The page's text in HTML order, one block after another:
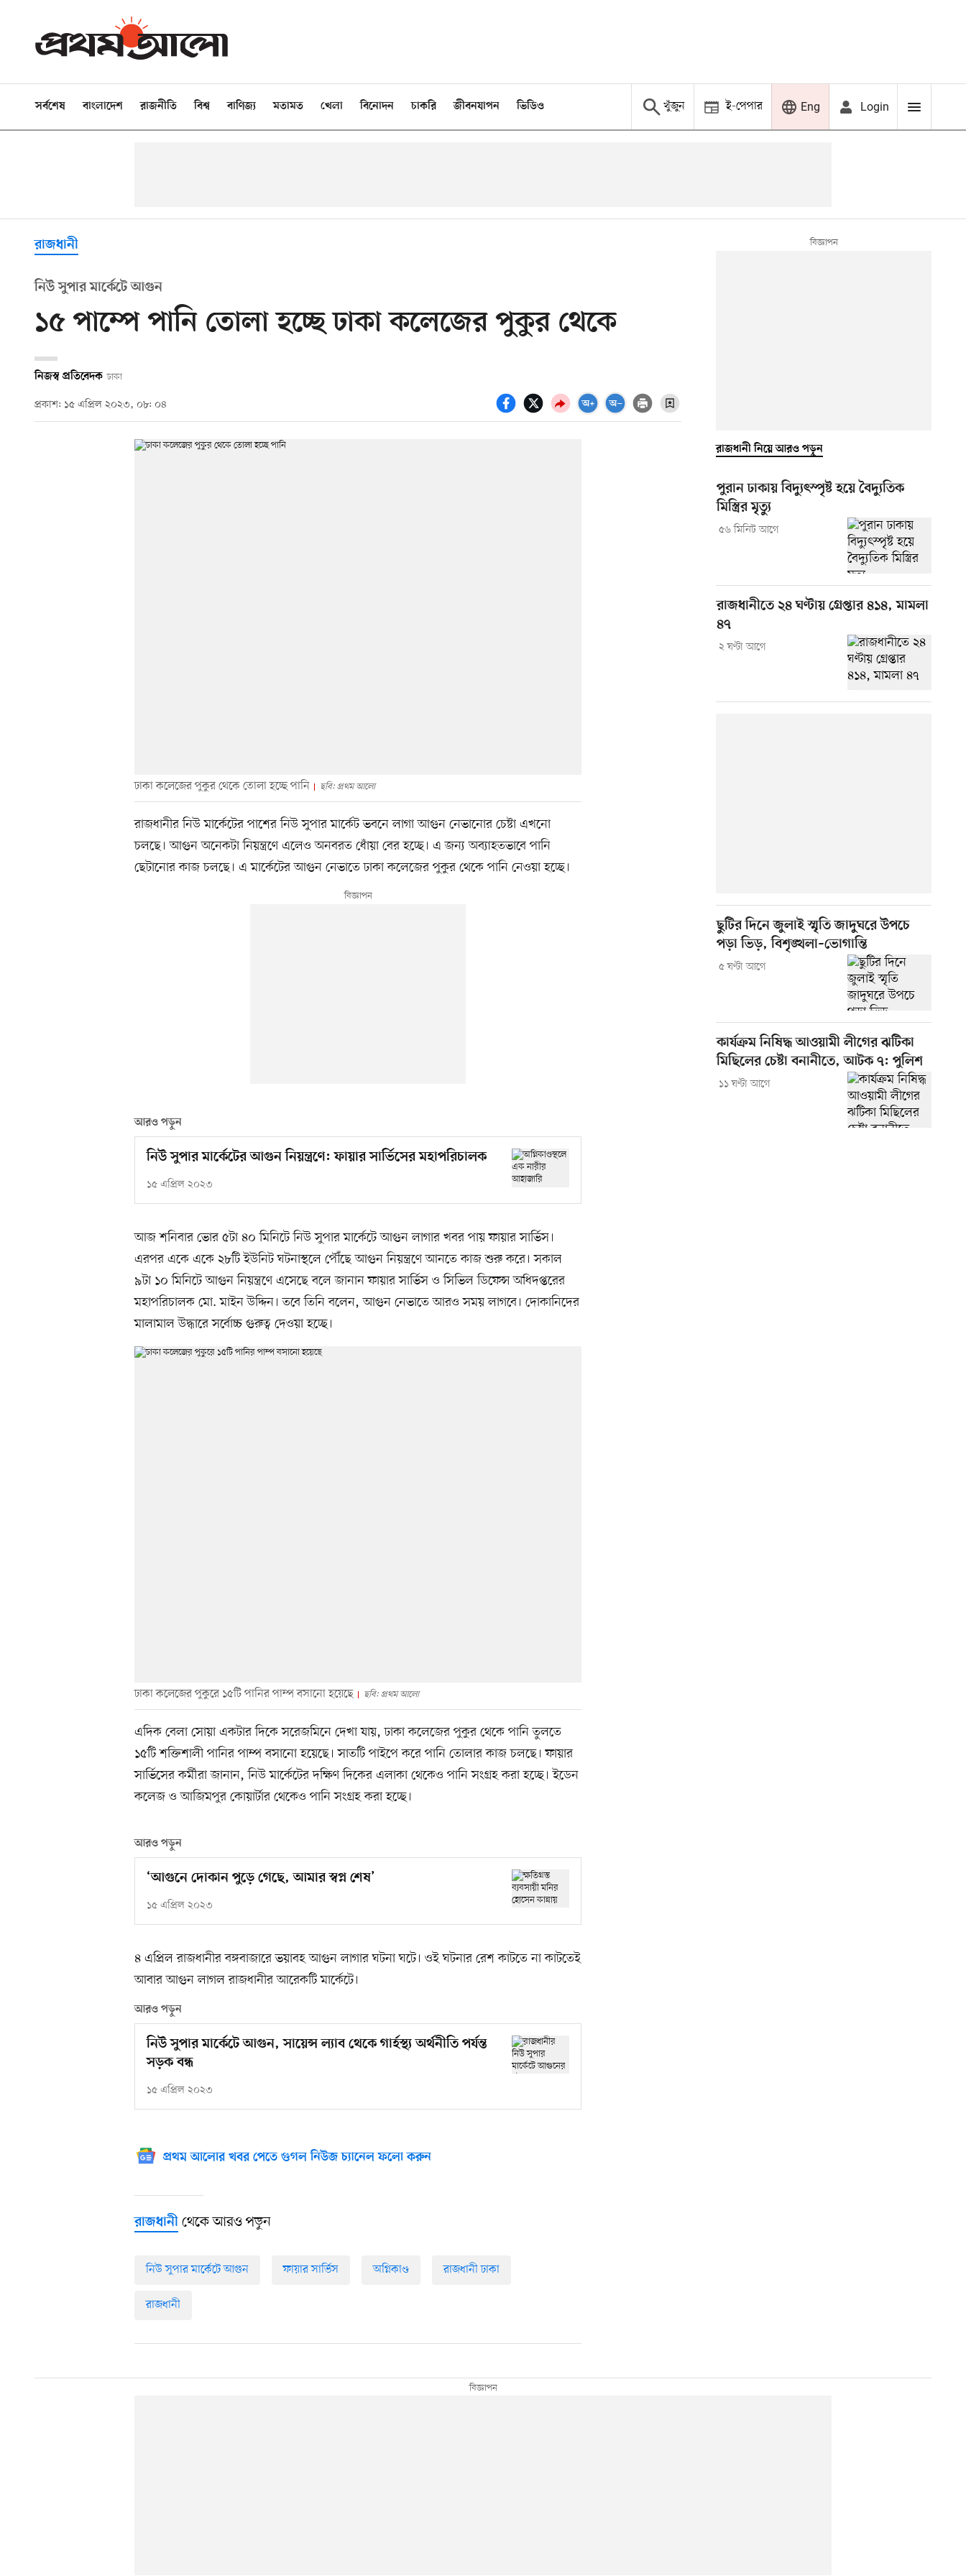
সর্বশেষ বাংলাদেশ রাজনীতি বিশ্ব বাণিজ্য মতামত খেলা বিনোদন চাকরি জীবনযাপন ভিডিও খুঁজুন ই-পেপার Eng Login
রাজধানী
নিউ সুপার মার্কেটে আগুন
১৫ পাম্পে পানি তোলা হচ্ছে ঢাকা কলেজের পুকুর থেকে
নিজস্ব প্রতিবেদক ঢাকা
প্রকাশ: ১৫ এপ্রিল ২০২৩, ০৮: ০৪
ঢাকা কলেজের পুকুর থেকে তোলা হচ্ছে পানি ছবি: প্রথম আলো
রাজধানীর নিউ মার্কেটের পাশের নিউ সুপার মার্কেট ভবনে লাগা আগুন নেভানোর চেষ্টা এখনো
চলছে। আগুন অনেকটা নিয়ন্ত্রণে এলেও অনবরত ধোঁয়া বের হচ্ছে। এ জন্য অব্যাহতভাবে পানি
ছেটানোর কাজ চলছে। এ মার্কেটের আগুন নেভাতে ঢাকা কলেজের পুকুর থেকে পানি নেওয়া হচ্ছে।
আরও পড়ুন
নিউ সুপার মার্কেটের আগুন নিয়ন্ত্রণে: ফায়ার সার্ভিসের মহাপরিচালক
১৫ এপ্রিল ২০২৩
আজ শনিবার ভোর ৫টা ৪০ মিনিটে নিউ সুপার মার্কেটে আগুন লাগার খবর পায় ফায়ার সার্ভিস।
এরপর একে একে ২৮টি ইউনিট ঘটনাস্থলে পৌঁছে আগুন নিয়ন্ত্রণে আনতে কাজ শুরু করে। সকাল
৯টা ১০ মিনিটে আগুন নিয়ন্ত্রণে এসেছে বলে জানান ফায়ার সার্ভিস ও সিভিল ডিফেন্স অধিদপ্তরের
মহাপরিচালক মো. মাইন উদ্দিন। তবে তিনি বলেন, আগুন নেভাতে আরও সময় লাগবে। দোকানিদের
মালামাল উদ্ধারে সর্বোচ্চ গুরুত্ব দেওয়া হচ্ছে।
ঢাকা কলেজের পুকুরে ১৫টি পানির পাম্প বসানো হয়েছে ছবি: প্রথম আলো
এদিক বেলা সোয়া একটার দিকে সরেজমিনে দেখা যায়, ঢাকা কলেজের পুকুর থেকে পানি তুলতে
১৫টি শক্তিশালী পানির পাম্প বসানো হয়েছে। সাতটি পাইপে করে পানি তোলার কাজ চলছে। ফায়ার
সার্ভিসের কর্মীরা জানান, নিউ মার্কেটের দক্ষিণ দিকের এলাকা থেকেও পানি সংগ্রহ করা হচ্ছে। ইডেন
কলেজ ও আজিমপুর কোয়ার্টার থেকেও পানি সংগ্রহ করা হচ্ছে।
আরও পড়ুন
‘আগুনে দোকান পুড়ে গেছে, আমার স্বপ্ন শেষ’
১৫ এপ্রিল ২০২৩
৪ এপ্রিল রাজধানীর বঙ্গবাজারে ভয়াবহ আগুন লাগার ঘটনা ঘটে। ওই ঘটনার রেশ কাটতে না কাটতেই
আবার আগুন লাগল রাজধানীর আরেকটি মার্কেটে।
আরও পড়ুন
নিউ সুপার মার্কেটে আগুন, সায়েন্স ল্যাব থেকে গার্হস্থ্য অর্থনীতি পর্যন্ত
সড়ক বন্ধ
১৫ এপ্রিল ২০২৩
প্রথম আলোর খবর পেতে গুগল নিউজ চ্যানেল ফলো করুন
রাজধানী থেকে আরও পড়ুন
নিউ সুপার মার্কেটে আগুন ফায়ার সার্ভিস অগ্নিকাণ্ড রাজধানী ঢাকা
রাজধানী
রাজধানী নিয়ে আরও পড়ুন
পুরান ঢাকায় বিদ্যুৎস্পৃষ্ট হয়ে বৈদ্যুতিক
মিস্ত্রির মৃত্যু
৫৬ মিনিট আগে
রাজধানীতে ২৪ ঘণ্টায় গ্রেপ্তার ৪১৪, মামলা
৪৭
২ ঘণ্টা আগে
ছুটির দিনে জুলাই স্মৃতি জাদুঘরে উপচে
পড়া ভিড়, বিশৃঙ্খলা–ভোগান্তি
৫ ঘণ্টা আগে
কার্যক্রম নিষিদ্ধ আওয়ামী লীগের ঝটিকা
মিছিলের চেষ্টা বনানীতে, আটক ৭: পুলিশ
১১ ঘণ্টা আগে